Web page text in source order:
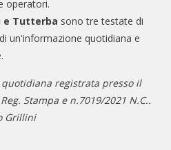
operatori.
e Tutterba sono tre testate di
un'informazione quotidiana e
registrata presso il
Stampa e n.7019/2021 N.C..
Grillini